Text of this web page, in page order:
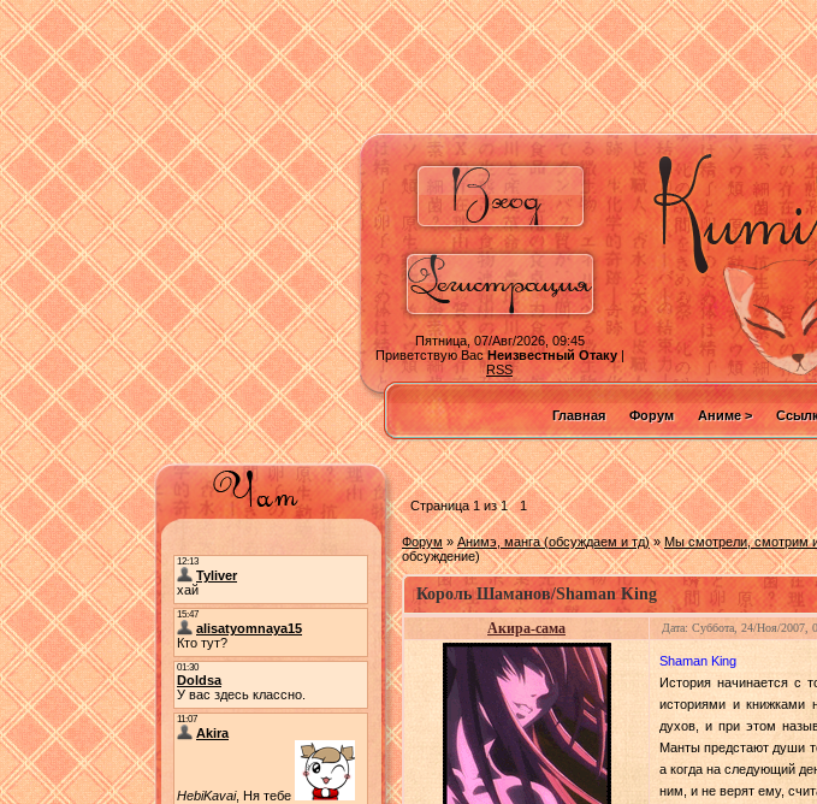
Пятница, 07/Авг/2026, 09:45
Приветствую ВасНеизвестный Отаку|
RSS
Главная Форум Аниме >
Страница1 из1 1
Форум » Анимэ, манга (обсуждаем и тд) » Мы смотрели, смотрим
обсуждение)
Король Шаманов/Shaman King
Акира-сама Дата: Суббота, 24/Ноя/2007,
Shaman King
История начинается с
историями и книжками
духов, и при этом
Манты предстают души
а когда на следующий
ним, и не верят ему,